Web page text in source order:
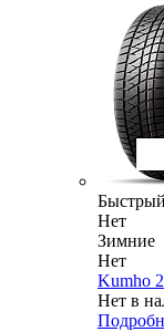
Нет
Зимние
Нет
Kumho
Нет в